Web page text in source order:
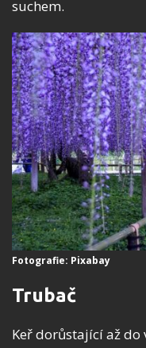
suchem.
Fotografie: Pixabay
Trubač
Keř dorůstající až do